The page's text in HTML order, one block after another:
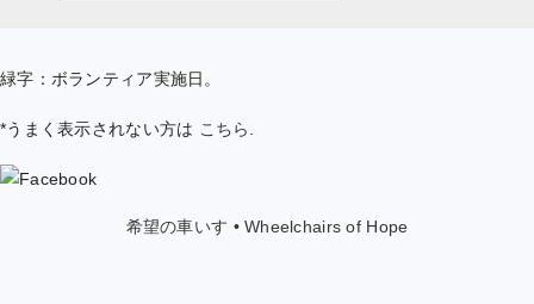
緑字：ボランティア実施日。
*うまく表示されない方は こちら
希望の車いす • Wheelchairs of Hope